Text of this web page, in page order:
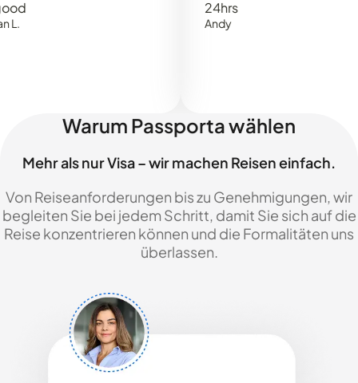
Warum Passporta wählen
Mehr als nur Visa – wir machen Reisen einfach.
Von Reiseanforderungen bis zu Genehmigungen, wir
begleiten Sie bei jedem Schritt, damit Sie sich auf die
Reise konzentrieren können und die Formalitäten uns
überlassen.